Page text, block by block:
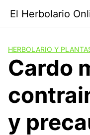
contenido
El Herbolario
HERBOLARIO Y
Cardo
y